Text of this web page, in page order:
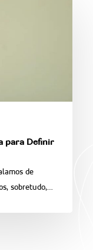
para Definir
de
sobretudo,…